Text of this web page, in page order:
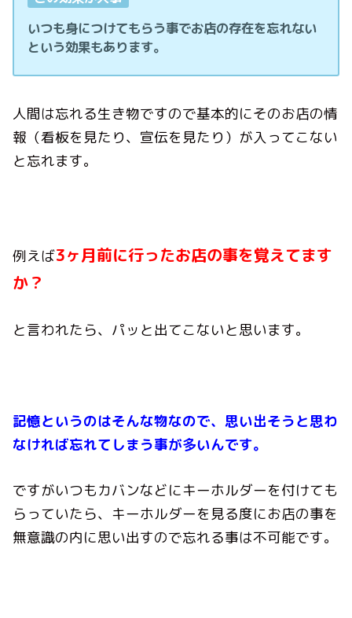
いつも身につけてもらう事でお店の存在を忘れない
という効果もあります。
人間は忘れる生き物ですので基本的にそのお店の情
報（看板を見たり、宣伝を見たり）が入ってこない
と忘れます。
例えば3ヶ月前に行ったお店の事を覚えてます
か？
と言われたら、パッと出てこないと思います。
記憶というのはそんな物なので、思い出そうと思わ
なければ忘れてしまう事が多いんです。
ですがいつもカバンなどにキーホルダーを付けても
らっていたら、キーホルダーを見る度にお店の事を
無意識の内に思い出すので忘れる事は不可能です。